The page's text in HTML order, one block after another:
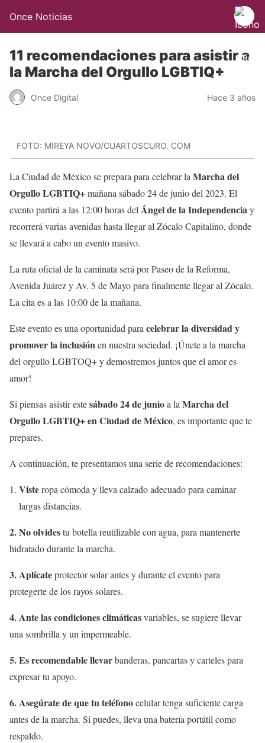
Once Noticias
11 recomendaciones para asistir a
la Marcha del Orgullo LGBTIQ+
Once Digital Hace 3 años
FOTO: MIREYA NOVO/CUARTOSCURO. COM
La Ciudad de México se prepara para celebrar la Marcha del
Orgullo LGBTIQ+mañana sábado 24 de junio del 2023. El
evento partirá a las 12:00 horas del Ángel de la Independenciay
recorrerá varias avenidas hasta llegar al Zócalo Capitalino, donde
se llevará a cabo un evento masivo.
La ruta oficial de la caminata será por Paseo de la Reforma,
Avenida Juárez y Av. 5 de Mayo para finalmente llegar al Zócalo.
La cita es a las 10:00 de la mañana.
Este evento es una oportunidad para celebrar la diversidad y
promover la inclusiónen nuestra sociedad. ¡Únete a la marcha
del orgullo LGBTOQ+ y demostremos juntos que el amor es
amor!
Si piensas asistir estesábado 24 de junioa la Marcha del
Orgullo LGBTIQ+ en Ciudad de México, es importante que te
prepares.
A continuación, te presentamos una serie de recomendaciones:
Visteropa cómoda y lleva calzado adecuado para caminar
largas distancias.
2. No olvidestu botella reutilizable con agua, para mantenerte
hidratado durante la marcha.
3. Aplícateprotector solar antes y durante el evento para
protegerte de los rayos solares.
4. Ante las condiciones climáticasvariables, se sugiere llevar
una sombrilla y un impermeable.
5. Es recomendable llevarbanderas, pancartas y carteles para
expresar tu apoyo.
6. Asegúrate de que tu teléfonocelular tenga suficiente carga
antes de la marcha. Si puedes, lleva una batería portátil como
respaldo.